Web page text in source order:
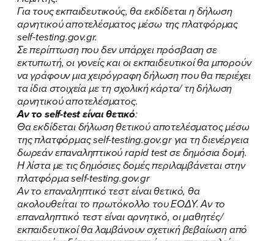
ΠΟΙΑ ΕΙΜΑΙ
ΕΡΓΟ
ΕΚΔΗΛΩΣΕΙΣ
ΝΕΑ
Για τους εκπαιδευτικούς, θα εκδίδεται η δήλωση
αρνητικού αποτελέσματος μέσω της πλατφόρμας
self-testing.gov.gr.
Σε περίπτωση που δεν υπάρχει πρόσβαση σε
εκτυπωτή, οι γονείς και οι εκπαιδευτικοί θα μπορούν
να γράφουν μια χειρόγραφη δήλωση που θα περιέχει
τα ίδια στοιχεία με τη σχολική κάρτα/ τη δήλωση
αρνητικού αποτελέσματος.
Αν το self-test είναι θετικό:
Θα εκδίδεται δήλωση θετικού αποτελέσματος μέσω
της πλατφόρμας self-testing.gov.gr για τη διενέργεια
δωρεάν επαναληπτικού rapid test σε δημόσια δομή.
Η λίστα με τις δημόσιες δομές περιλαμβάνεται στην
πλατφόρμαself-testing.gov.gr
Αν το επαναληπτικό τεστ είναι θετικό, θα
ακολουθείται το πρωτόκολλο του ΕΟΔΥ. Αν το
επαναληπτικό τεστ είναι αρνητικό, οι μαθητές/
εκπαιδευτικοί θα λαμβάνουν σχετική βεβαίωση από